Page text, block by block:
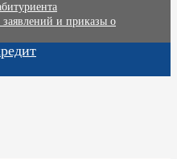
и приказы о